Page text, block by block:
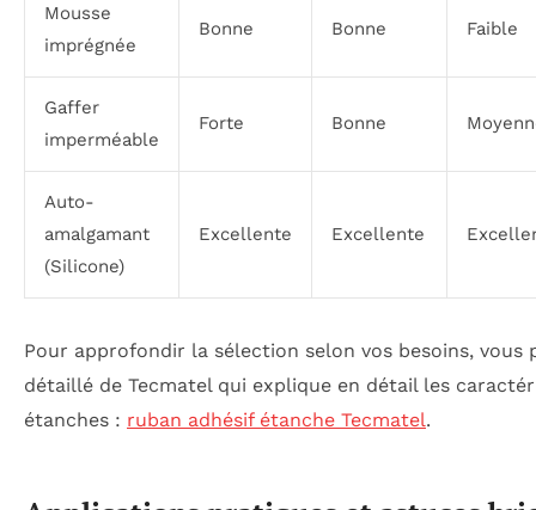
Mousse
imprégnée
Bonne Bonne Faible
Gaffer
imperméable
Forte Bonne
Auto-
amalgamant
(Silicone)
Excellente Excellente
Pour approfondir la sélection selon vos besoins, vous
détaillé de Tecmatel qui explique en détail les
étanches : ruban adhésif étanche Tecmatel.